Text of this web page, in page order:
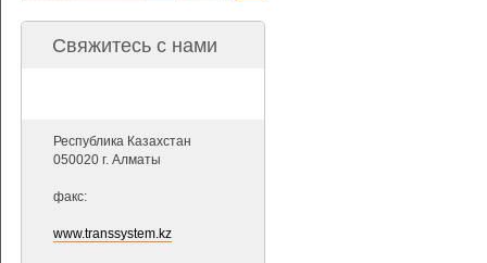
Свяжитесь с нами
Республика Казахстан
050020 г. Алматы
факс:
www.transsystem.kz